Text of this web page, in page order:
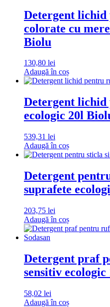
Detergent lichid
colorate cu
Biolu
130,80 lei
Adaugă în coș
Detergent
ecologic 20l
539,31 lei
Adaugă în coș
Detergent
suprafete
203,75 lei
Adaugă în coș
Detergent praf
sensitiv ecologic
58,02 lei
Adaugă în coș